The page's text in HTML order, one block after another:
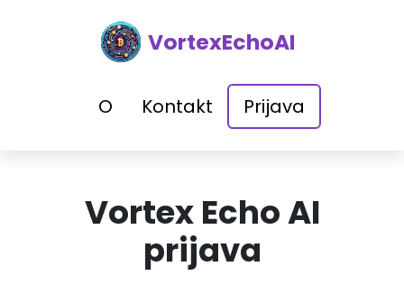
VortexEchoAI
O Kontakt Prijava
Vortex Echo AI
prijava